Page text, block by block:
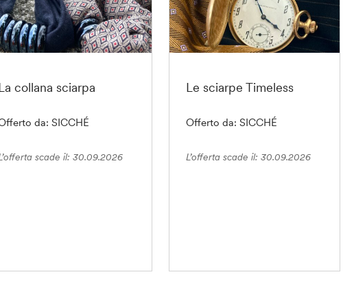
collana sciarpa
da: SICCHÉ
scade il: 30.09.2026
Le sciarpe Timeless
Offerto da: SICCHÉ
L’offerta scade il: 30.09.2026